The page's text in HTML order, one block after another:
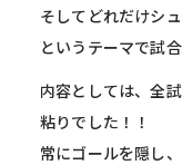
そしてどれだけシ
というテーマで試
内容としては、全
粘りでした！！
常にゴールを隠し